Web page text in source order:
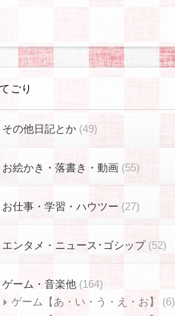
ごり
その他日記とか (49)
お絵かき・落書き・動画 (55)
お仕事・学習・ハウツー (27)
エンタメ・ニュース･ゴシップ(52)
ゲーム・音楽他 (164)
ゲーム【あ・い・う・え・お】
(6)